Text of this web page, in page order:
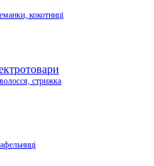
кокотниці
стрижка